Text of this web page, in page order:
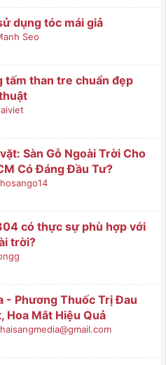
dụng tóc mái giả
Seo
tấm than tre chuẩn đẹp
Sàn Gỗ Ngoài Trời Cho
Có Đáng Đầu Tư?
có thực sự phù hợp với
trời?
- Phương Thuốc Trị Đau
Hoa Mắt Hiệu Quả